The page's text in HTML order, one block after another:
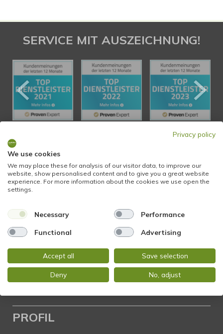
SERVICE MIT AUSZEICHNUNG!
KONTAKT
STADTBLICK Immobilien
Glockengasse 2
Tel.:
+49 611 9742 872
Mail:info@stadtblick-immobilien.de
Web:www.stadtblick-immobilien.de
PROFIL
Privacy policy
We use cookies
We may place these for analysis of our visitor data, to improve our
website, show personalised content and to give you a great website
experience. For more information about the cookies we use open the
settings.
Necessary Performance
Functional Advertising
Accept all Save selection
Deny No, adjust